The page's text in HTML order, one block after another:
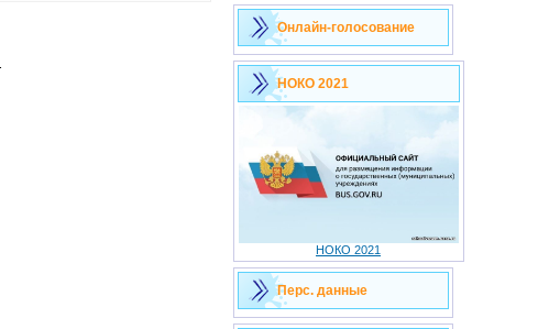
Онлайн-голосование
НОКО 2021
НОКО 2021
Перс. данные